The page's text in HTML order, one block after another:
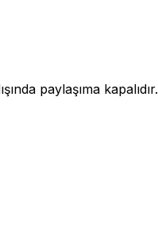
paylaşıma kapalıdır.